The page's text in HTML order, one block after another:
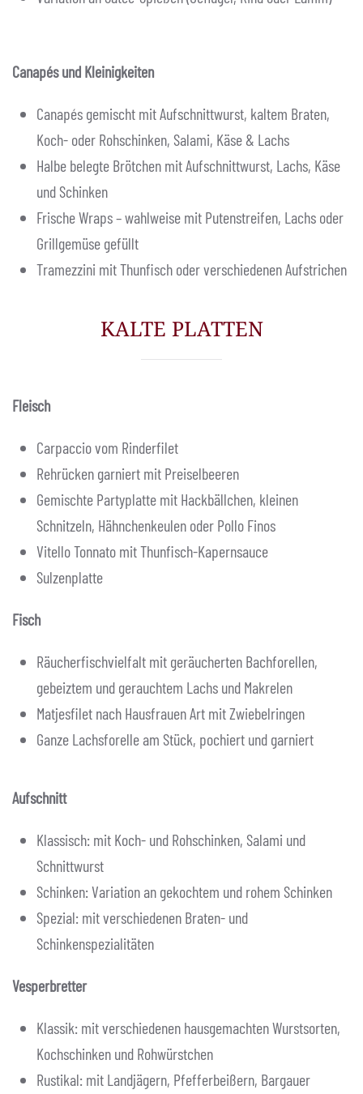
Canapés und Kleinigkeiten
Canapés gemischt mit Aufschnittwurst, kaltem Braten,
Koch- oder Rohschinken, Salami, Käse & Lachs
Halbe belegte Brötchen mit Aufschnittwurst, Lachs, Käse
und Schinken
Frische Wraps – wahlweise mit Putenstreifen, Lachs oder
Grillgemüse gefüllt
Tramezzini mit Thunfisch oder verschiedenen Aufstrichen
KALTE PLATTEN
Fleisch
Carpaccio vom Rinderfilet
Rehrücken garniert mit Preiselbeeren
Gemischte Partyplatte mit Hackbällchen, kleinen
Schnitzeln, Hähnchenkeulen oder Pollo Finos
Vitello Tonnato mit Thunfisch-Kapernsauce
Sulzenplatte
Fisch
Räucherfischvielfalt mit geräucherten Bachforellen,
gebeiztem und gerauchtem Lachs und Makrelen
Matjesfilet nach Hausfrauen Art mit Zwiebelringen
Ganze Lachsforelle am Stück, pochiert und garniert
Aufschnitt
Klassisch: mit Koch- und Rohschinken, Salami und
Schnittwurst
Schinken: Variation an gekochtem und rohem Schinken
Spezial: mit verschiedenen Braten- und
Schinkenspezialitäten
Vesperbretter
Klassik: mit verschiedenen hausgemachten Wurstsorten,
Kochschinken und Rohwürstchen
Rustikal: mit Landjägern, Pfefferbeißern, Bargauer